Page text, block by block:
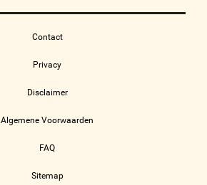
Contact
Privacy
Disclaimer
Algemene Voorwaarden
FAQ
Sitemap